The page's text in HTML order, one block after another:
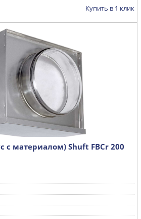
Купить в 1 клик
с материалом) Shuft FBCr 200